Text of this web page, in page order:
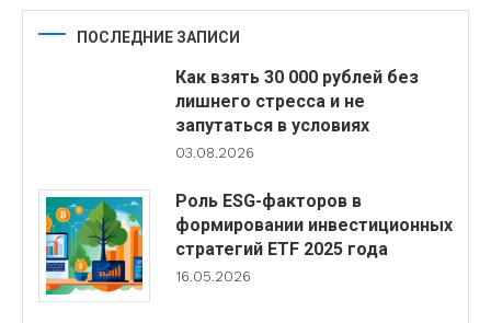
ПОСЛЕДНИЕ ЗАПИСИ
Как взять 30 000 рублей без
лишнего стресса и не
запутаться в условиях
03.08.2026
Роль ESG-факторов в
формировании инвестиционных
стратегий ETF 2025 года
16.05.2026